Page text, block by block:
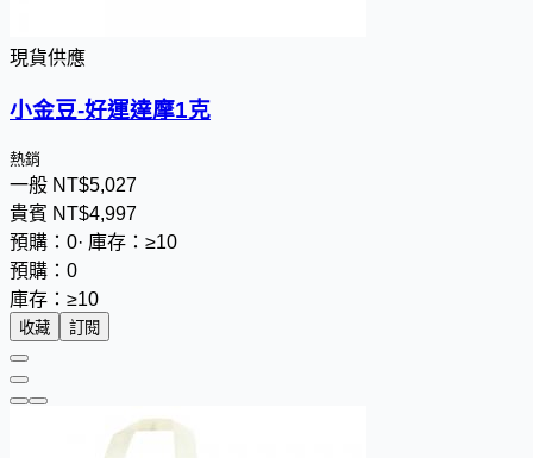
現貨供應
小金豆-好運達摩1克
熱銷
一般 NT$5,027
貴賓 NT$4,997
預購：0· 庫存：≥10
預購：0
庫存：≥10
收藏 訂閱